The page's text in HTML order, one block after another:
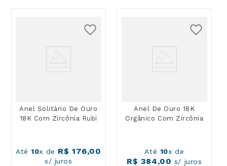
Anel Solitário De Ouro
18K Com Zircônia Rubi
Até 10x de
176 ,00s/ juros
Anel De Ouro 18K
Orgânico Com Zircônia
Até10x de
R$ 384,00 s/ juros